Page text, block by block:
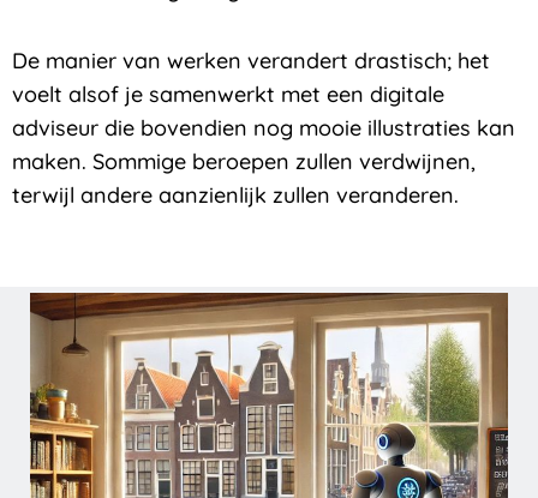
De manier van werken verandert drastisch; het
voelt alsof je samenwerkt met een digitale
adviseur die bovendien nog mooie illustraties kan
maken. Sommige beroepen zullen verdwijnen,
terwijl andere aanzienlijk zullen veranderen.